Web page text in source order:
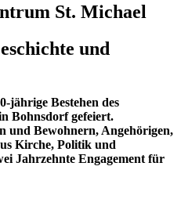
St. Michael
und
jährige Bestehen des
Bohnsdorf gefeiert.
und Bewohnern, Angehörigen,
Kirche, Politik und
Jahrzehnte Engagement für